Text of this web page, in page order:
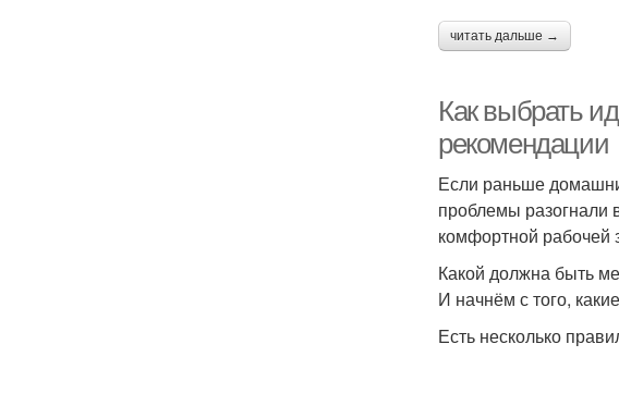
читать дальше →
Как выбрать
рекомендации
Если раньше
проблемы разогнали
комфортной рабочей
Какой должна быть
И начнём с того,
Есть несколько